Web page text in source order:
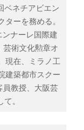
ベネチアビエン
ーを務める。
ンナーレ国際建
芸術文化勲章オ
現在、ミラノ工
建築都市スクー
員教授、大阪芸
。